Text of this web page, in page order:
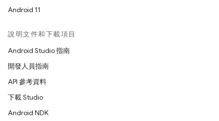
Android 11
說明文件和下載項目
Android Studio 指南
開發人員指南
API 參考資料
下載 Studio
Android NDK